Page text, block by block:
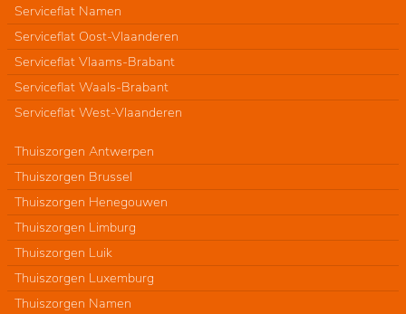
Serviceflat Namen
Serviceflat Oost-Vlaanderen
Serviceflat Vlaams-Brabant
Serviceflat Waals-Brabant
Serviceflat West-Vlaanderen
Thuiszorgen Antwerpen
Thuiszorgen Brussel
Thuiszorgen Henegouwen
Thuiszorgen Limburg
Thuiszorgen Luik
Thuiszorgen Luxemburg
Thuiszorgen Namen